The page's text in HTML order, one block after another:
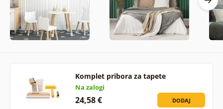
Komplet pribora za tapete
Na zalogi
24,58 € DODAJ